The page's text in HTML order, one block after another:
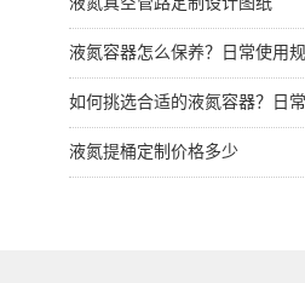
液氮容器怎么保养？日常使用
液氮提桶定制价格多少